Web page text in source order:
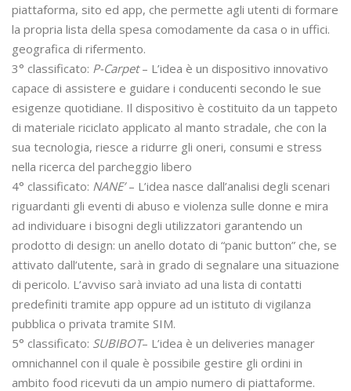
piattaforma, sito ed app, che permette agli utenti di formare
la propria lista della spesa comodamente da casa o in uffici.
geografica di rifermento.
3° classificato: P-Carpet– L’idea è un dispositivo innovativo
capace di assistere e guidare i conducenti secondo le sue
esigenze quotidiane. Il dispositivo è costituito da un tappeto
di materiale riciclato applicato al manto stradale, che con la
sua tecnologia, riesce a ridurre gli oneri, consumi e stress
nella ricerca del parcheggio libero
4° classificato: NANE’– L’idea nasce dall’analisi degli scenari
riguardanti gli eventi di abuso e violenza sulle donne e mira
ad individuare i bisogni degli utilizzatori garantendo un
prodotto di design: un anello dotato di “panic button” che, se
attivato dall’utente, sarà in grado di segnalare una situazione
di pericolo. L’avviso sarà inviato ad una lista di contatti
predefiniti tramite app oppure ad un istituto di vigilanza
pubblica o privata tramite SIM.
5° classificato: SUBIBOT– L’idea è un deliveries manager
omnichannel con il quale è possibile gestire gli ordini in
ambito food ricevuti da un ampio numero di piattaforme.